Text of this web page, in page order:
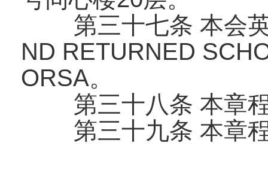
第三十七条 本会
ND RETURNED
ORSA。
第三十八条 本章
第三十九条 本章